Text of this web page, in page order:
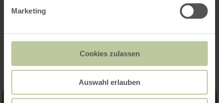
Marketing
Cookies zulassen
Auswahl erlauben
Impressionen